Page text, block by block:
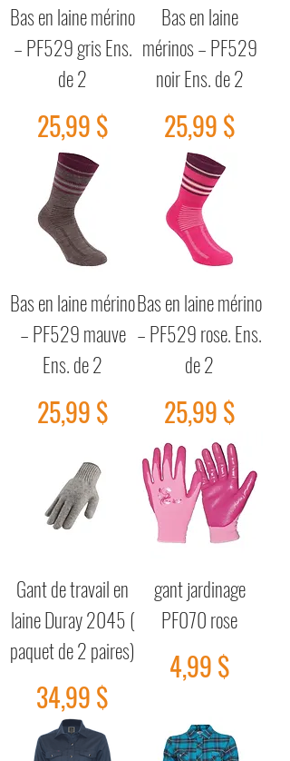
Bas en laine mérino
– PF529 gris Ens.
de 2
Prix
25,99 $
Bas en laine
mérinos – PF529
noir Ens. de 2
Prix
25,99 $
Bas en laine mérino
– PF529 mauve
Ens. de 2
Prix
25,99 $
Bas en laine mérino
– PF529 rose. Ens.
de 2
Prix
25,99 $
Gant de travail en
laine Duray 2045 (
paquet de 2 paires)
Prix
34,99 $
gant jardinage
PF070 rose
Prix
4,99 $